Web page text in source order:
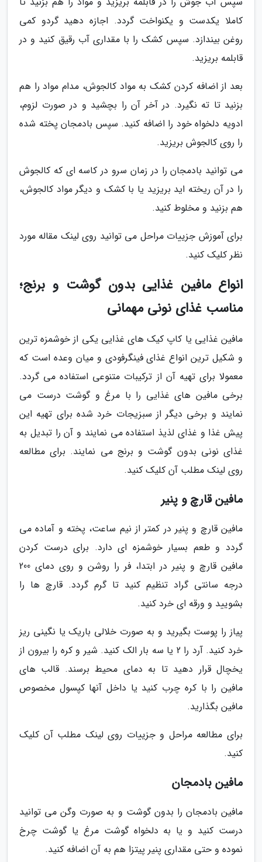
کاملا یکدست و یکنواخت گردد. اجازه دهید گردو کمی
روغن بیندازد. سپس کشک را با مقداری آب رقیق کنید و در
قابلمه بریزید.
بعد از اضافه کردن کشک به مواد کالجوش، مدام مواد را هم
بزنید تا ته نگیرد. در آخر آن را بچشید و در صورت لزوم،
ادویه دلخواه خود را اضافه کنید. سپس بادمجان پخته شده
را روی کالجوش بریزید.
می توانید بادمجان را در زمان سرو در کاسه ای که کالجوش
را در آن ریخته اید بریزید یا با کشک و دیگر مواد کالجوش،
هم بزنید و مخلوط کنید.
برای آموزش جزییات مراحل می توانید روی لینک مقاله مورد
نظر کلیک کنید.
انواع مافین غذایی بدون گوشت و برنج؛
مناسب غذای نونی مهمانی
مافین غذایی یا کاپ کیک های غذایی یکی از خوشمزه ترین
و شکیل ترین انواع غذای فینگرفودی و میان وعده است که
معمولا برای تهیه آن از ترکیبات متنوعی استفاده می گردد.
برخی مافین های غذایی را با مرغ و گوشت درست می
نمایند و برخی دیگر از سبزیجات خرد شده برای تهیه این
پیش غذا و غذای لذیذ استفاده می نمایند و آن را تبدیل به
غذای نونی بدون گوشت و برنج می نمایند. برای مطالعه
روی لینک مطلب آن کلیک کنید.
مافین قارچ و پنیر
مافین قارچ و پنیر در کمتر از نیم ساعت، پخته و آماده می
گردد و طعم بسیار خوشمزه ای دارد. برای درست کردن
مافین قارچ و پنیر در ابتدا، فر را روشن و روی دمای 200
درجه سانتی گراد تنظیم کنید تا گرم گردد. قارچ ها را
بشویید و ورقه ای خرد کنید.
پیاز را پوست بگیرید و به صورت خلالی باریک یا نگینی ریز
خرد کنید. آرد را 2 یا سه بار الک کنید. شیر و کره را بیرون از
یخچال قرار دهید تا به دمای محیط برسند. قالب های
مافین را با کره چرب کنید یا داخل آنها کپسول مخصوص
مافین بگذارید.
برای مطالعه مراحل و جزییات روی لینک مطلب آن کلیک
کنید.
مافین بادمجان
مافین بادمجان را بدون گوشت و به صورت وگن می توانید
درست کنید و یا به دلخواه گوشت مرغ یا گوشت چرخ
نموده و حتی مقداری پنیر پیتزا هم به آن اضافه کنید.